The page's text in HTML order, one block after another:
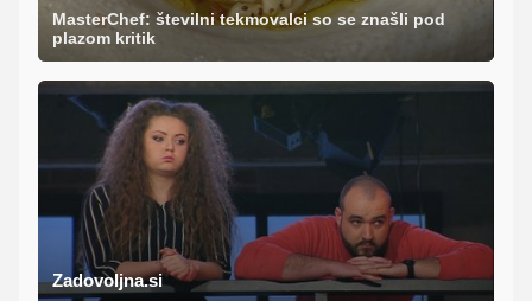
MasterChef: številni tekmovalci so se znašli pod
plazom kritik
Zadovoljna.si